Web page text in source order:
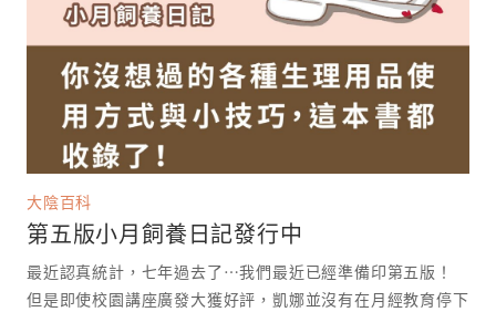
大陰百科
第五版小月飼養日記發行中
最近認真統計，七年過去了⋯我們最近已經準備印第五版！
但是即使校園講座廣發大獲好評，凱娜並沒有在月經教育停下